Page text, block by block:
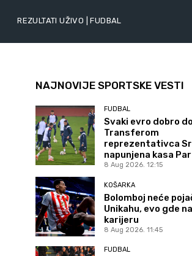
REZULTATI UŽIVO | FUDBAL
NAJNOVIJE SPORTSKE VESTI
FUDBAL
Svaki evro dobro
Transferom
reprezentativca
napunjena kasa
8 Aug 2026. 12:15
KOŠARKA
Bolomboj neće
Unikahu, evo gde
karijeru
8 Aug 2026. 11:45
FUDBAL